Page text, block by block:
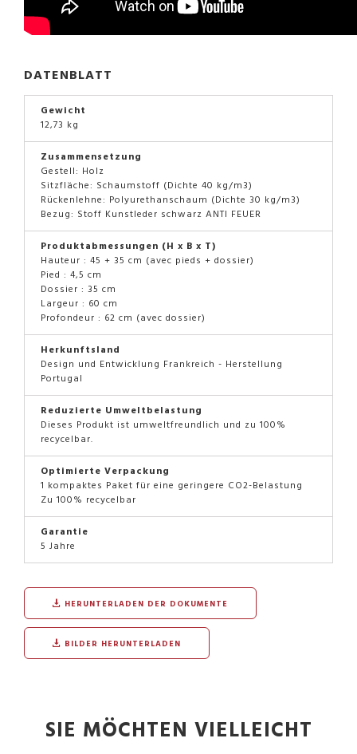
DATENBLATT
Gewicht
12,73 kg
Zusammensetzung
Gestell: Holz
Sitzfläche: Schaumstoff (Dichte 40 kg/m3)
Rückenlehne: Polyurethanschaum (Dichte 30 kg/m3)
Bezug: Stoff Kunstleder schwarz ANTI FEUER
Produktabmessungen (H x B x T)
Hauteur : 45 + 35 cm (avec pieds + dossier)
Pied : 4,5 cm
Dossier : 35 cm
Largeur : 60 cm
Profondeur : 62 cm (avec dossier)
Herkunftsland
Design und Entwicklung Frankreich - Herstellung
Portugal
Reduzierte Umweltbelastung
Dieses Produkt ist umweltfreundlich und zu 100%
recycelbar.
Optimierte Verpackung
1 kompaktes Paket für eine geringere CO2-Belastung
Zu 100% recycelbar
Garantie
5 Jahre
HERUNTERLADEN DER DOKUMENTE
BILDER HERUNTERLADEN
SIE MÖCHTEN VIELLEICHT